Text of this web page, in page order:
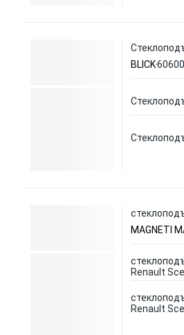
BLICK
MAGNETI
Renault
Renault